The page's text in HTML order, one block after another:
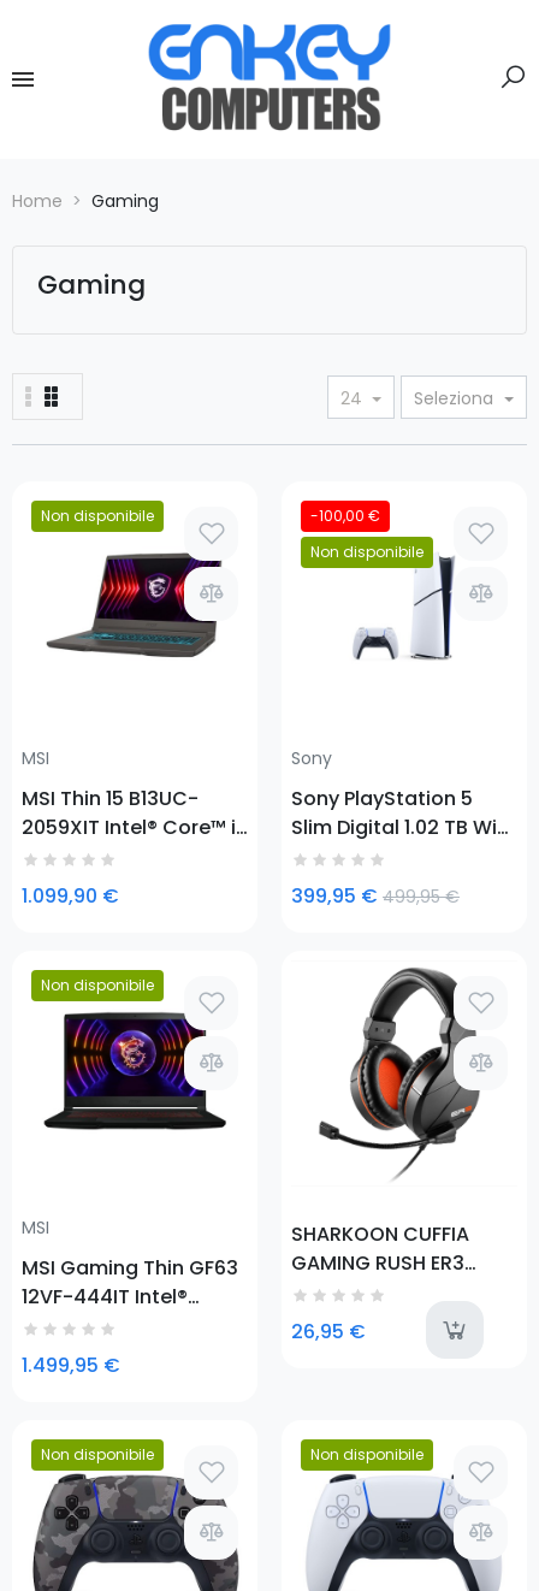
Home Gaming
Gaming
24 Seleziona
Non disponibile
MSI
MSI Thin 15 B13UC-
2059XIT Intel® Core™ i7
i7-13620H Computer
portatile 39,6 cm
(15.6") Full HD 16 GB
SSD
1.099,90 €
-100,00 €
Non disponibile
Sony
Sony PlayStation 5
Slim Digital 1.02 TB Wi-
Fi Black, White
399,95 € 499,95 €
Non disponibile
Prezzo
MSI
MSI Gaming Thin GF63
12VF-444IT Intel®
Core™ i7 i7-12650H
Computer portatile
39,6 cm (15.6") Full HD
GB
1.499,95 €
SHARKOON CUFFIA
GAMING RUSH ER3
BLACK, AUDIO STEREO,
2XJACK 3.5MM
26,95 €
Non disponibile
Prezzo
Non disponibile
Prezzo